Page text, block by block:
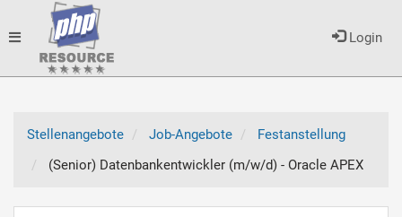
Login
Toggle
Stellenangebote
Job-Angebote
Festanstellung
(Senior) Datenbankentwickler (m/w/d) - Oracle APEX